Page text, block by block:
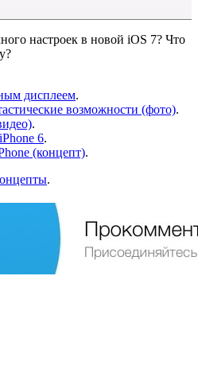
настроек в новой iOS 7? Что
дисплеем.
возможности (фото).
.
6.
(концепт).
.